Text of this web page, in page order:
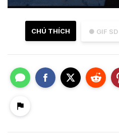
● GIF SD
CHÚ THÍCH